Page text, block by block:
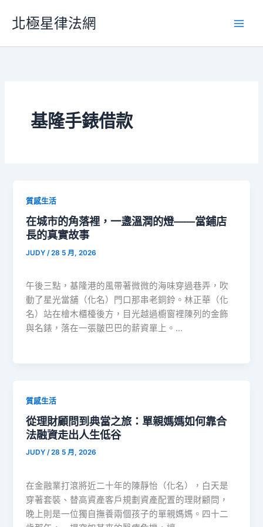
要
北極星律法網
基隆手錶借款
質感生活
在城市的角落裡，一盞溫潤的燈——當鋪店
長的真實故事
JUDY /28 5 月, 2026
午後三點，基隆港的風帶著微微的海味穿過巷弄，吹
動了星光當舖（化名）門口那串老銅鈴。林正華（化
名）站在檜木櫃檯後方，目光越過櫥窗裡陳列的金飾
與名錶，落在一張皺巴巴的薪資單上。…
質感生活
從理財顧問到典當之旅：單親媽媽如何靠合
法融資走出人生低谷
JUDY/28 5 月, 2026
在金融業打滾將近二十年的陳靜怡（化名），白天是
穿著套裝、替高資產客戶規劃資產配置的理財顧問，
晚上則是一位獨自撫養兩個孩子的單親媽媽。四十二